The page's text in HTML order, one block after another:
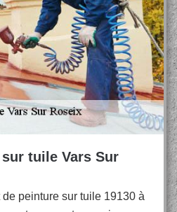
tuile Vars Sur
peinture sur tuile 19130 à